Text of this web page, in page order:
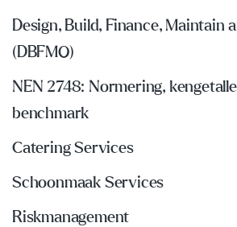
Design, Build, Finance, Maintain
(DBFMO)
NEN 2748: Normering,
benchmark
Catering Services
Schoonmaak Services
Riskmanagement